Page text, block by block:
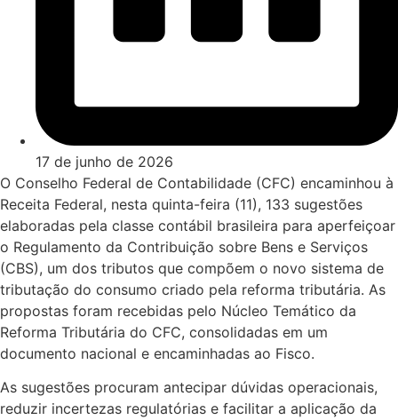
17 de junho de 2026
O Conselho Federal de Contabilidade (CFC) encaminhou à
Receita Federal, nesta quinta-feira (11), 133 sugestões
elaboradas pela classe contábil brasileira para aperfeiçoar
o Regulamento da Contribuição sobre Bens e Serviços
(CBS), um dos tributos que compõem o novo sistema de
tributação do consumo criado pela reforma tributária. As
propostas foram recebidas pelo Núcleo Temático da
Reforma Tributária do CFC, consolidadas em um
documento nacional e encaminhadas ao Fisco.
As sugestões procuram antecipar dúvidas operacionais,
reduzir incertezas regulatórias e facilitar a aplicação da